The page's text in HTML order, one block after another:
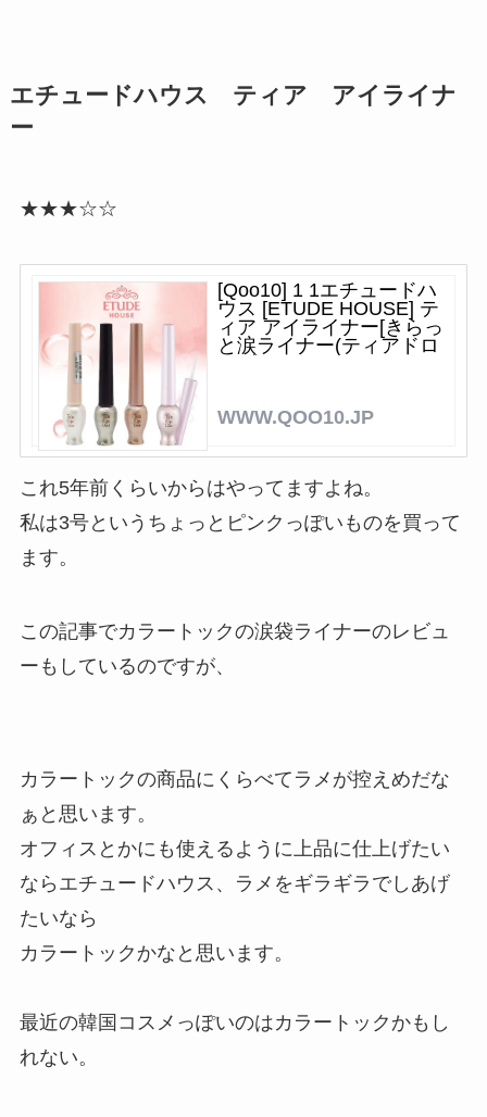
エチュードハウス ティア アイライナ
ー
★★★☆☆
[Qoo10] 1 1エチュードハ
ウス [ETUDE HOUSE] テ
ィア アイライナー[きらっ
と涙ライナー(ティアドロ
WWW.QOO10.JP
これ5年前くらいからはやってますよね。
私は3号というちょっとピンクっぽいものを買って
ます。
この記事でカラートックの涙袋ライナーのレビュ
ーもしているのですが、
カラートックの商品にくらべてラメが控えめだな
ぁと思います。
オフィスとかにも使えるように上品に仕上げたい
ならエチュードハウス、ラメをギラギラでしあげ
たいなら
カラートックかなと思います。
最近の韓国コスメっぽいのはカラートックかもし
れない。